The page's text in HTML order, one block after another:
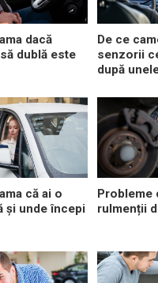
dacă
dublă este
De ce
senzorii
după
că ai o
și unde începi
Probleme
rulmenții